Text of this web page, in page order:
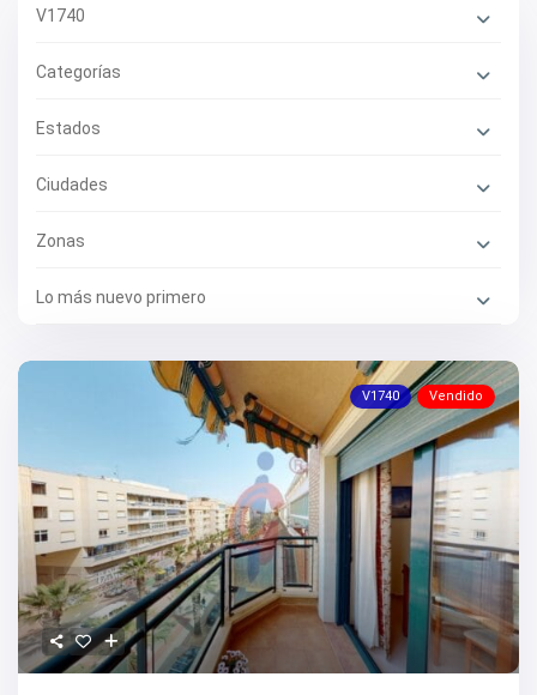
V1740
Categorías
Estados
Ciudades
Zonas
Lo más nuevo primero
V1740 Vendido